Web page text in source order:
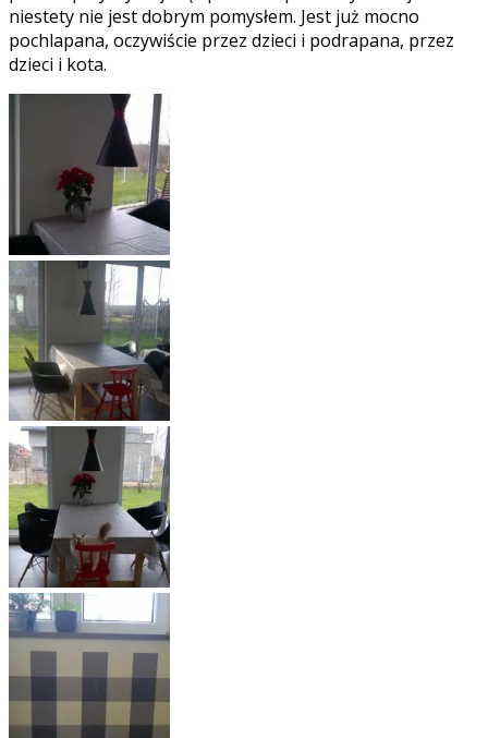
niestety nie jest dobrym pomysłem. Jest już mocno
pochlapana, oczywiście przez dzieci i podrapana, przez
dzieci i kota.